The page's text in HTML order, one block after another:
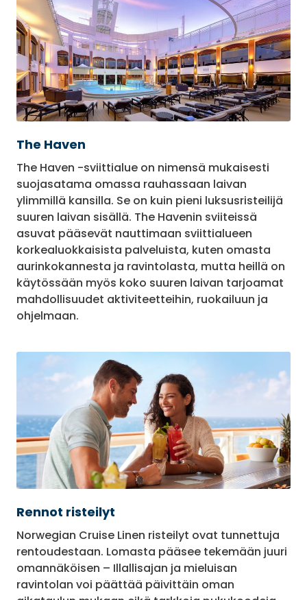
The Haven
The Haven -sviittialue on nimensä mukaisesti
suojasatama omassa rauhassaan laivan
ylimmillä kansilla. Se on kuin pieni luksusristeilijä
suuren laivan sisällä. The Havenin sviiteissä
asuvat pääsevät nauttimaan sviittialueen
korkealuokkaisista palveluista, kuten omasta
aurinkokannesta ja ravintolasta, mutta heillä on
käytössään myös koko suuren laivan tarjoamat
mahdollisuudet aktiviteetteihin, ruokailuun ja
ohjelmaan.
Rennot risteilyt
Norwegian Cruise Linen risteilyt ovat tunnettuja
rentoudestaan. Lomasta pääsee tekemään juuri
omannäköisen – Illallisajan ja mieluisan
ravintolan voi päättää päivittäin oman